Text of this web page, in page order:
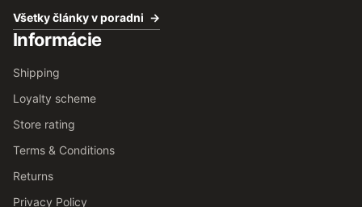
Všetky články v poradni
Informácie
Shipping
Loyalty scheme
Store rating
Terms & Conditions
Returns
Privacy Policy